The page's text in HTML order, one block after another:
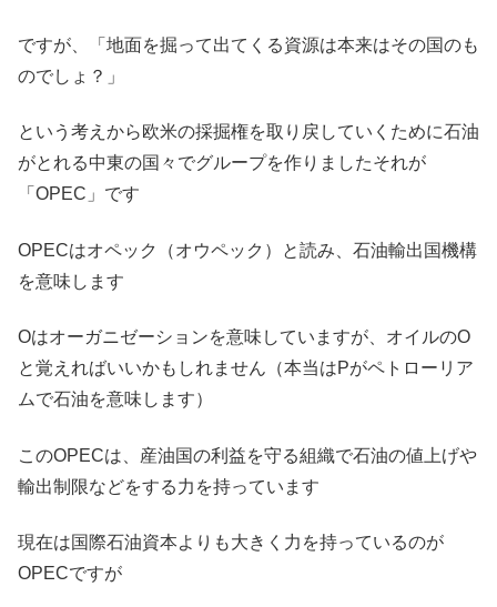
ですが、「地面を掘って出てくる資源は本来はその国のも
のでしょ？」
という考えから欧米の採掘権を取り戻していくために石油
がとれる中東の国々でグループを作りましたそれが
「OPEC」です
OPECはオペック（オウペック）と読み、石油輸出国機構
を意味します
Oはオーガニゼーションを意味していますが、オイルのO
と覚えればいいかもしれません（本当はPがペトローリア
ムで石油を意味します）
このOPECは、産油国の利益を守る組織で石油の値上げや
輸出制限などをする力を持っています
現在は国際石油資本よりも大きく力を持っているのが
OPECですが